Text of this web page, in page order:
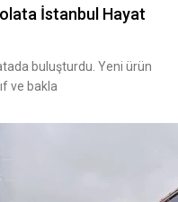
İstanbul Hayat
buluşturdu. Yeni ürün
ve bakla